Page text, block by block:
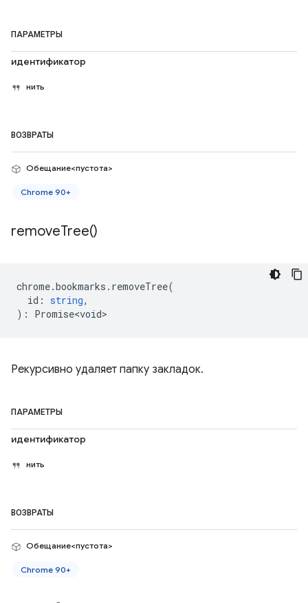
ПАРАМЕТРЫ
идентификатор
нить
ВОЗВРАТЫ
Обещание<пустота>
Chrome 90+
removeTree()
chrome.bookmarks . removeTree(
id : string,
) : Promise<void>
Рекурсивно удаляет папку закладок.
ПАРАМЕТРЫ
идентификатор
нить
ВОЗВРАТЫ
Обещание<пустота>
Chrome 90+